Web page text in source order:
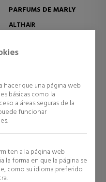
hacer que una página web
básicas como la
a áreas seguras de la
funcionar
a la página web
la forma en que la página se
como su idioma preferido
PARFUMS DE MARLY
ALTHAÏR
290,00 €
AL MEJOR